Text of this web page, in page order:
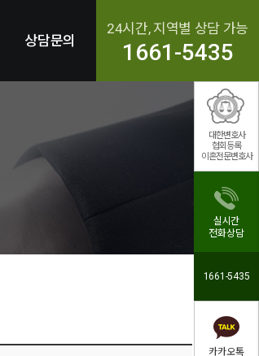
상담문의
24시간, 지역별 상담 가능
1661-5435
대한변호사
협회등록
이혼전문변호사
실시간
전화상담
1661-5435
카카오톡